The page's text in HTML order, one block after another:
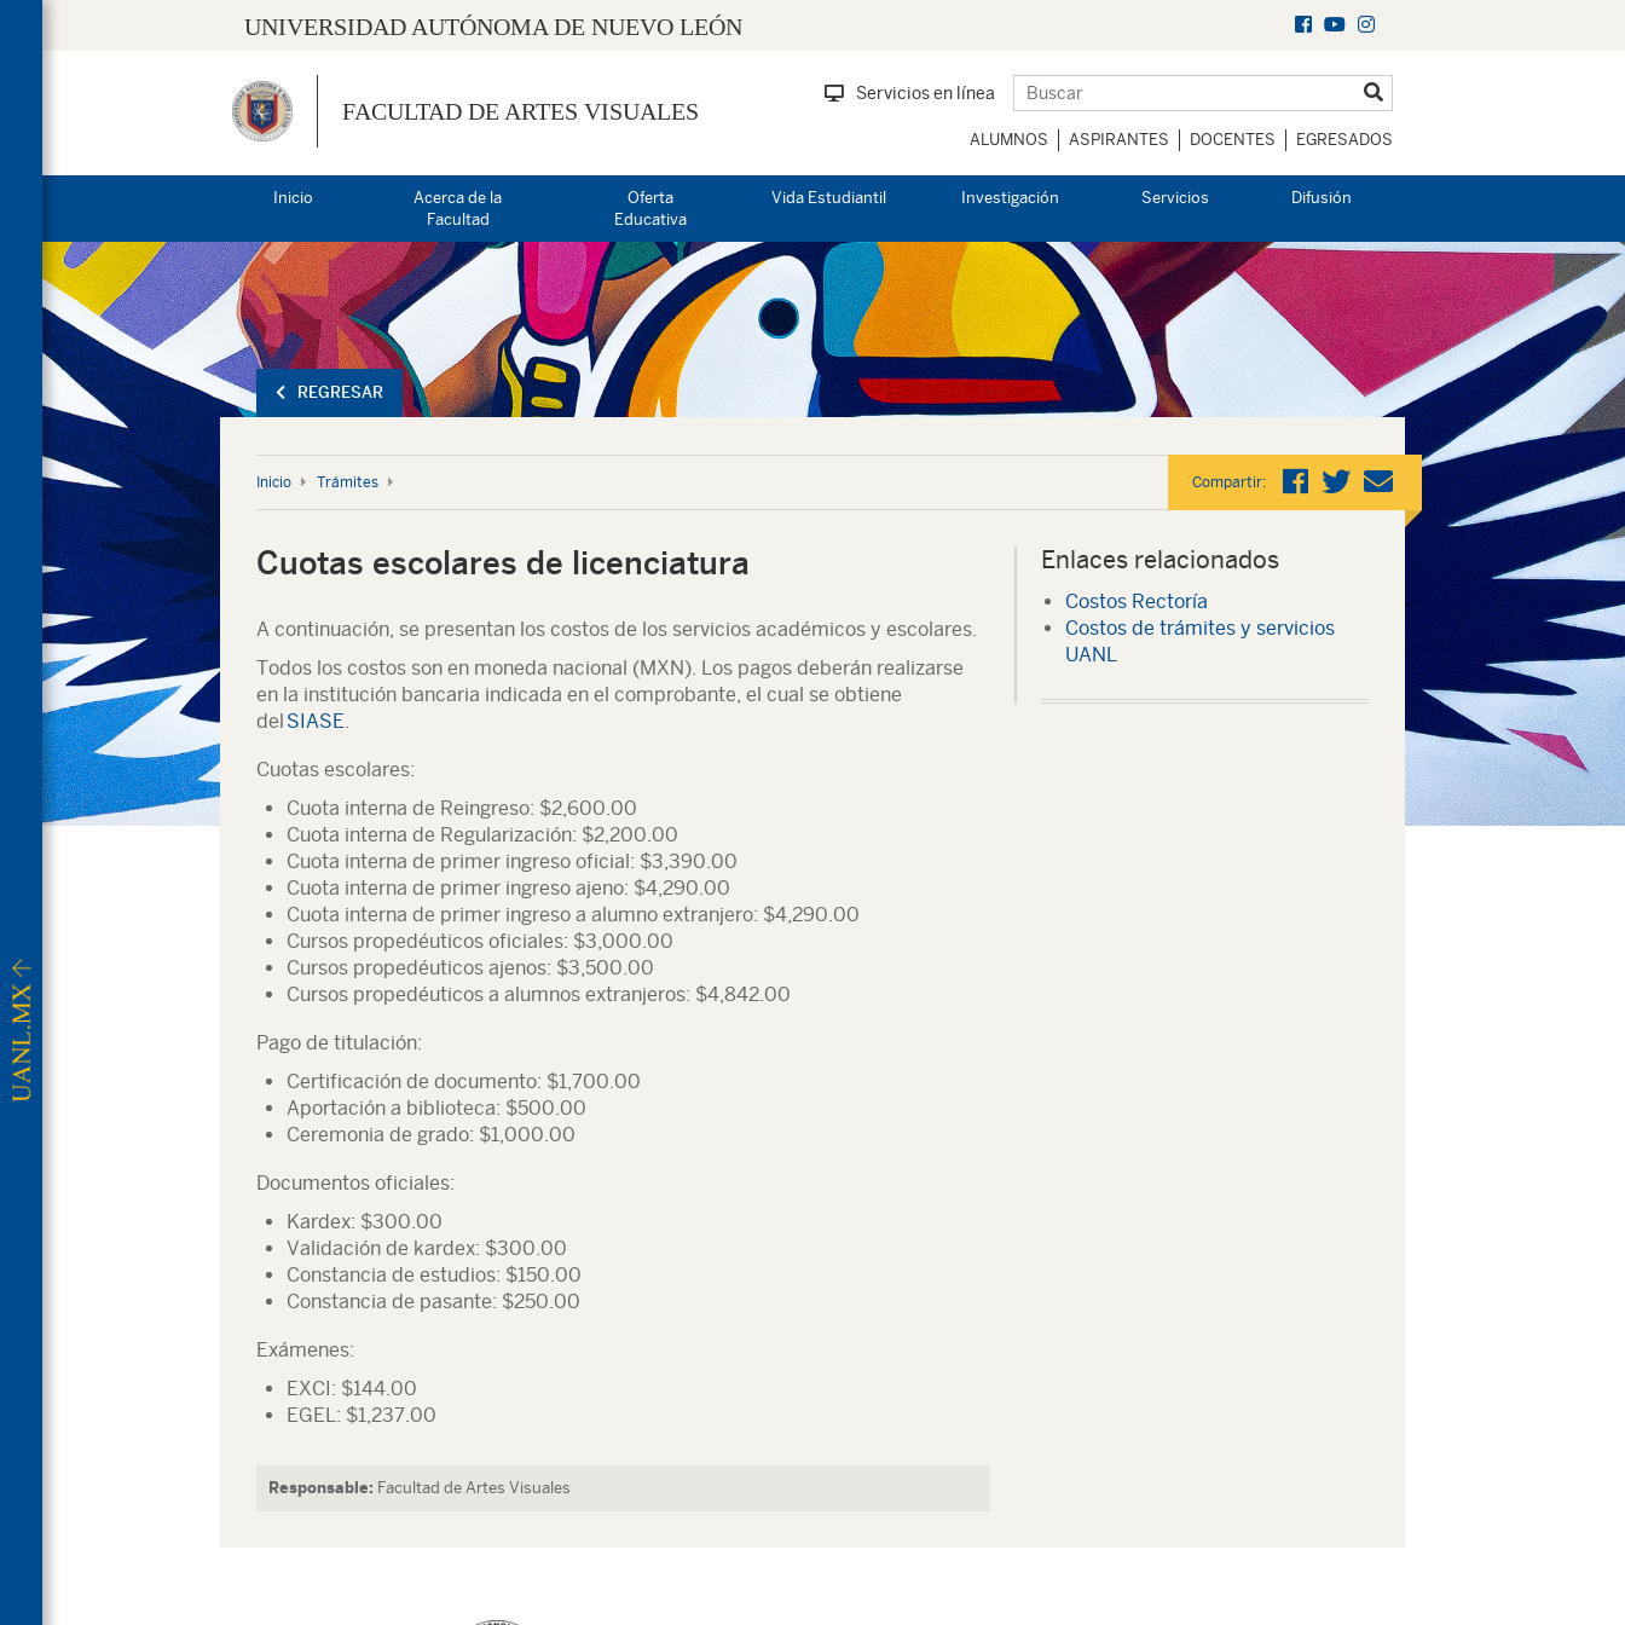
UNIVERSIDAD AUTÓNOMA DE NUEVO LEÓN
FACULTAD DE ARTES VISUALES
Servicios en línea
ALUMNOS ASPIRANTES DOCENTES EGRESADOS
Inicio
Acerca de la
Facultad
Oferta
Educativa
Vida Estudiantil Investigación Servicios Difusión
REGRESAR
Inicio Trámites Compartir:
Cuotas escolares de licenciatura
A continuación, se presentan los costos de los servicios académicos y escolares.
Todos los costos son en moneda nacional (MXN). Los pagos deberán realizarse
en la institución bancaria indicada en el comprobante, el cual se obtiene
del SIASE.
Cuotas escolares:
Cuota interna de Reingreso: $2,600.00
Cuota interna de Regularización: $2,200.00
Cuota interna de primer ingreso oficial: $3,390.00
Cuota interna de primer ingreso ajeno: $4,290.00
Cuota interna de primer ingreso a alumno extranjero: $4,290.00
Cursos propedéuticos oficiales: $3,000.00
Cursos propedéuticos ajenos: $3,500.00
Cursos propedéuticos a alumnos extranjeros: $4,842.00
Pago de titulación:
Certificación de documento: $1,700.00
Aportación a biblioteca: $500.00
Ceremonia de grado: $1,000.00
Documentos oficiales:
Kardex: $300.00
Validación de kardex: $300.00
Constancia de estudios: $150.00
Constancia de pasante: $250.00
Exámenes:
EXCI: $144.00
EGEL: $1,237.00
Responsable: Facultad de Artes Visuales
Enlaces relacionados
Costos Rectoría
Costos de trámites y servicios
UANL